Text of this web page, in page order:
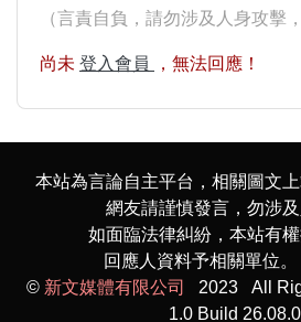
（言責自負，請勿涉及人身攻擊
尚未 登入會員 ，無法回應！
本站為言論自主平台，相關圖文
網友請謹慎發言，勿涉及
如面臨法律糾紛，本站有權
回應人資料予相關單位。
© 新文媒體有限公司
2023 All
1.0 Build